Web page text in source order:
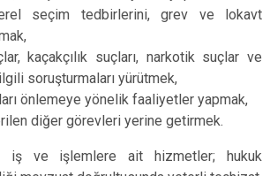
seçim tedbirlerini, grev ve lokavt
kaçakçılık suçları, narkotik suçlar ve
soruşturmaları yürütmek,
önlemeye yönelik faaliyetler yapmak,
diğer görevleri yerine getirmek.
iş ve işlemlere ait hizmetler; hukuk